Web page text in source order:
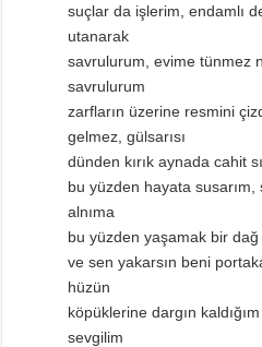
suçlar da işlerim, endamlı
utanarak
savrulurum, evime tünmez
savrulurum
zarfların üzerine resmini
gelmez, gülsarısı
dünden kırık aynada cahit
bu yüzden hayata susarım,
alnıma
bu yüzden yaşamak bir dağ
ve sen yakarsın beni
hüzün
köpüklerine dargın
sevgilim